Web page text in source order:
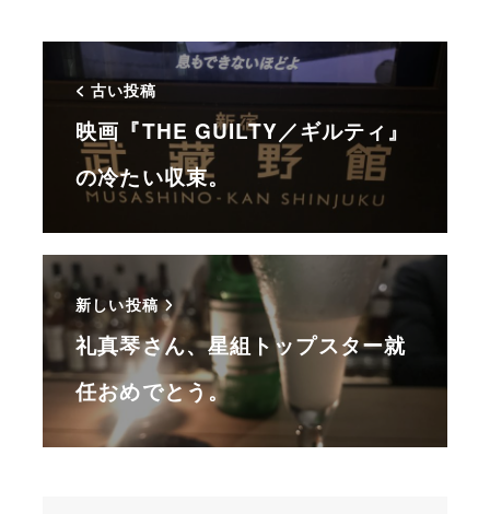
古い投稿
映画『THE GUILTY／ギルティ』
の冷たい収束。
新しい投稿
礼真琴さん、星組トップスター就
任おめでとう。